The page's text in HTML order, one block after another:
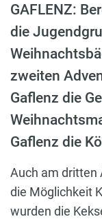
GAFLENZ:
die
zweiten
Gaflenz die
Gaflenz die
Auch am dritten
die Möglichkeit
wurden die